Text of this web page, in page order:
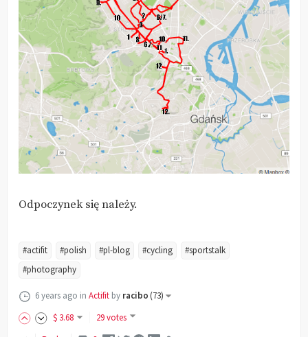
Odpoczynek się należy.
#actifit #polish #pl-blog #cycling
#sportstalk
#photography
6 years ago in Actifit by racibo(73)
$ 3.68
29 votes